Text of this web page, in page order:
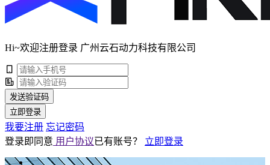
Hi~欢迎注册登录 广州云石动力科技有限公司
发送验证码
立即登录
我要注册 忘记密码
登录即同意 用户协议已有账号？ 立即登录